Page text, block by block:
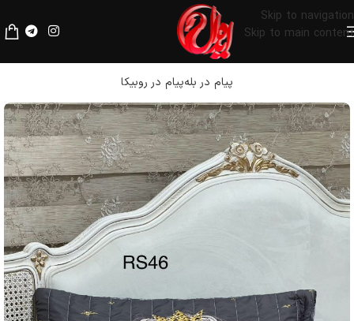
Skip to navigation
Skip to main content
لطفا قبل از پرداخت، فیلترشکن خود را خاموش کنید.
پیام در بلهپیام در روبیکا